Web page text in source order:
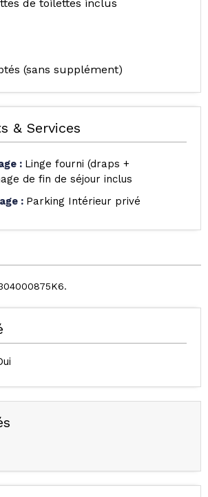
de toilettes inclus
(sans supplément)
& Services
: Linge fourni (draps +
de fin de séjour inclus
: Parking Intérieur privé